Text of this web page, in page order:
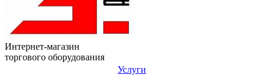
Интернет-магазин
торгового оборудования
Услуги